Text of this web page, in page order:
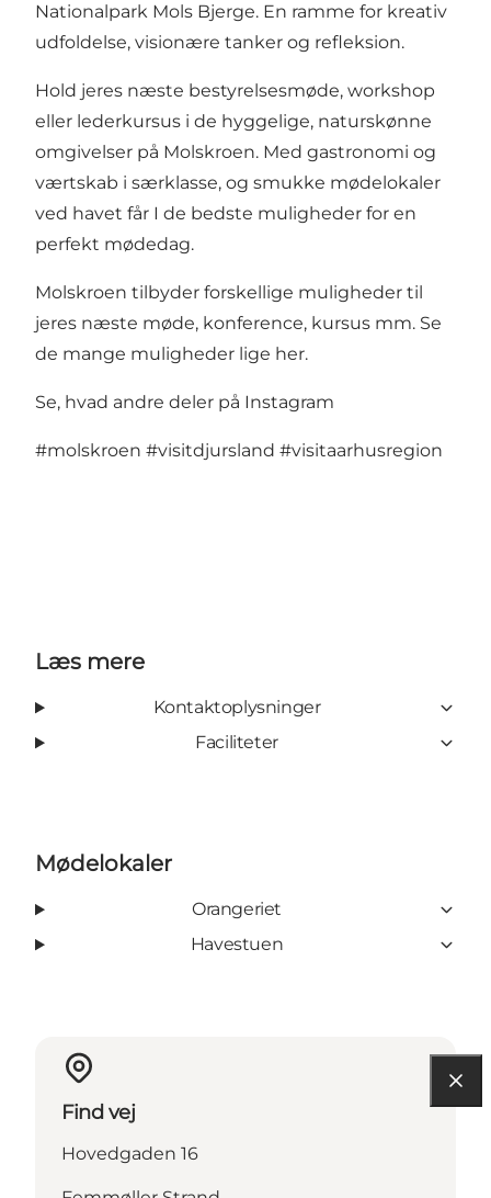
Nationalpark Mols Bjerge. En ramme for kreativ
udfoldelse, visionære tanker og refleksion.
Hold jeres næste bestyrelsesmøde, workshop
eller lederkursus i de hyggelige, naturskønne
omgivelser på Molskroen. Med gastronomi og
værtskab i særklasse, og smukke mødelokaler
ved havet får I de bedste muligheder for en
perfekt mødedag.
Molskroen tilbyder forskellige muligheder til
jeres næste møde, konference, kursus mm. Se
de mange muligheder lige her.
Se, hvad andre deler på Instagram
#molskroen #visitdjursland #visitaarhusregion
Læs mere
Kontaktoplysninger
Faciliteter
Mødelokaler
Orangeriet
Havestuen
Find vej
Hovedgaden 16